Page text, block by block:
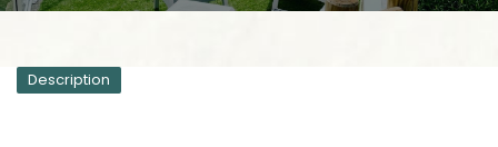
Description